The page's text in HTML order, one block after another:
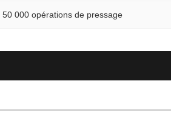
50 000 opérations de pressage